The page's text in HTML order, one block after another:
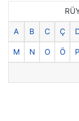
A B C Ç
M N O Ö P